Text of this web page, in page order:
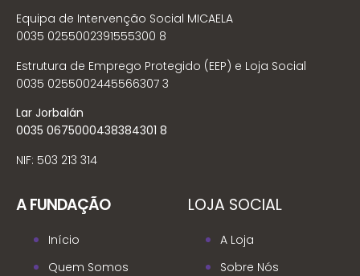
Equipa de Intervenção Social MICAELA
0035 0255002391555300 8
Estrutura de Emprego Protegido (EEP) e Loja Social
0035 0255002445566307 3
Lar Jorbalán
0035 0675000438384301 8
NIF: 503 213 314
A FUNDAÇÃO
Início
Quem Somos
LOJA SOCIAL
A Loja
Sobre Nós